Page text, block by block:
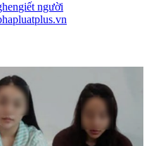
giết người